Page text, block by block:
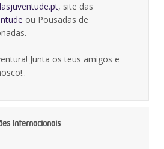
, site das
ou Pousadas de
Junta os teus amigos e
Internacionais